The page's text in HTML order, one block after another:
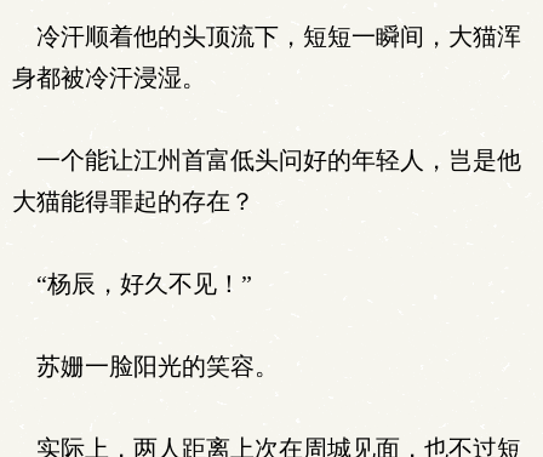
冷汗顺着他的头顶流下，短短一瞬间，大猫浑
身都被冷汗浸湿。
一个能让江州首富低头问好的年轻人，岂是他
大猫能得罪起的存在？
“杨辰，好久不见！”
苏姗一脸阳光的笑容。
实际上，两人距离上次在周城见面，也不过短